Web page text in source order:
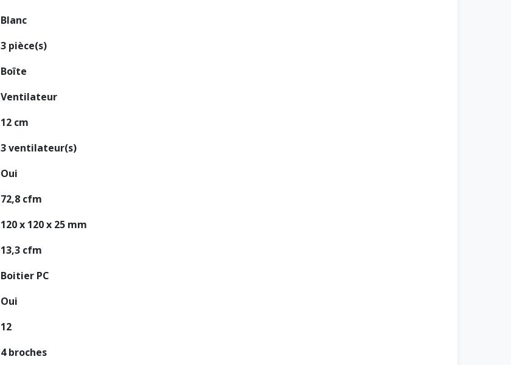
Blanc
3 pièce(s)
Boîte
Ventilateur
12 cm
3 ventilateur(s)
Oui
72,8 cfm
120 x 120 x 25 mm
13,3 cfm
Boitier PC
Oui
12
4 broches